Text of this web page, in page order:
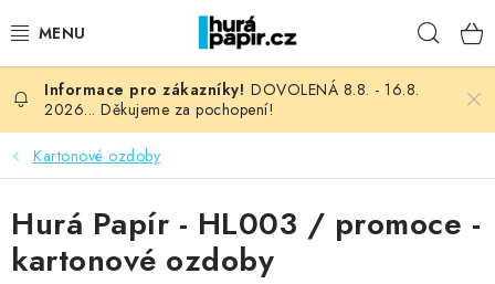
na
NOVINKY
HURÁ DÍLNA
VŠECHNO ZBOŽÍ
KNIHAŘSKÝ MATERIÁL
DOVOLENÁ 8.8. - 16.8.
2026... Děkujeme za pochopení!
Kartonové ozdoby
Hurá Papír - HL003 / promoce -
kartonové ozdoby